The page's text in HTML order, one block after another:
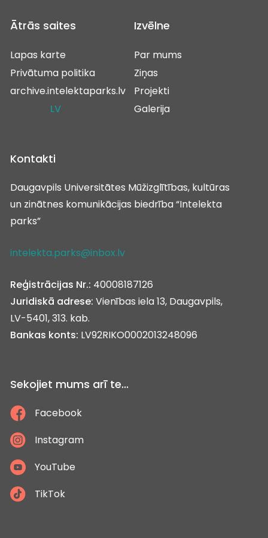
Ātrās saites
Lapas karte
Privātuma politika
archive.intelektaparks.lv
LV
Izvēlne
Par mums
Ziņas
Projekti
Galerija
Kontakti
Daugavpils Universitātes Mūžizglītības, kultūras
un zinātnes komunikācijas biedrība “Intelekta
parks”
intelekta.parks@inbox.lv
Reģistrācijas Nr.: 40008187126
Juridiskā adrese: Vienības iela 13, Daugavpils,
LV-5401, 313. kab.
Bankas konts: LV92RIKO0002013248096
Sekojiet mums arī te...
Facebook
Instagram
YouTube
TikTok